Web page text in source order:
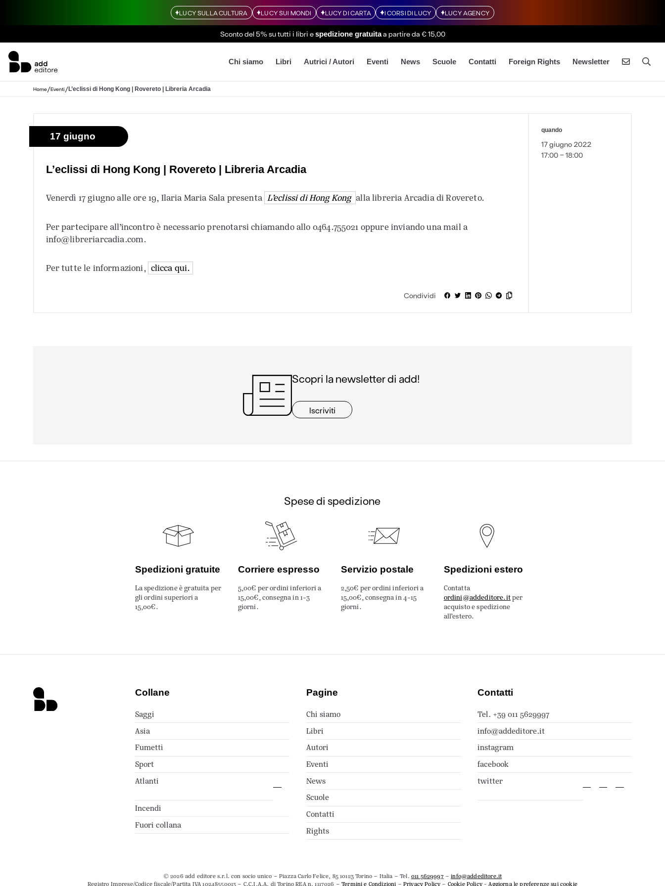
LUCY SULLA CULTURA LUCY SUI MONDI LUCY DI CARTA I CORSI DI LUCY LUCY AGENCY
Sconto del 5% su tutti i libri espedizione gratuitaa partire da € 15,00
Chi siamo Libri Autrici / Autori Eventi News Scuole Contatti Foreign Rights Newsletter
Home/Eventi/L’eclissi di Hong Kong | Rovereto | Libreria Arcadia
17 giugno
L’eclissi di Hong Kong | Rovereto | Libreria Arcadia
Venerdì 17 giugno alle ore 19, Ilaria Maria Sala presenta L’eclissi di Hong Kong alla libreria Arcadia di Rovereto.
Per partecipare all’incontro è necessario prenotarsi chiamando allo 0464.755021 oppure inviando una mail a
info@libreriarcadia.com.
Per tutte le informazioni, clicca qui.
Condividi
quando
17 giugno 2022
17:00 - 18:00
Scopri la newsletter di add!
Iscriviti
Spese di spedizione
Spedizioni gratuite
La spedizione è gratuita per
gli ordini superiori a
15,00€.
Corriere espresso
5,00€ per ordini inferiori a
15,00€, consegna in 1-3
giorni.
Servizio postale
2,50€ per ordini inferiori a
15,00€, consegna in 4-15
giorni.
Spedizioni estero
Contatta
ordini@addeditore.itper
acquisto e spedizione
all’estero.
Collane
Saggi
Asia
Fumetti
Sport
Atlanti
Incendi
Fuori collana
Pagine
Chi siamo
Libri
Autori
Eventi
News
Scuole
Contatti
Rights
Contatti
Tel. +39 011 5629997
info@addeditore.it
instagram
facebook
twitter
© 2026 add editore s.r.l. con socio unico – Piazza Carlo Felice, 85 10123 Torino – Italia – Tel. 011 5629997–info@addeditore.it
Registro Imprese/Codice fiscale/Partita IVA 10248550013 – C.C.I.A.A. di Torino REA n. 1117026 –Termini e Condizioni – Privacy Policy – Cookie Policy-Aggiorna le preferenze sui cookie